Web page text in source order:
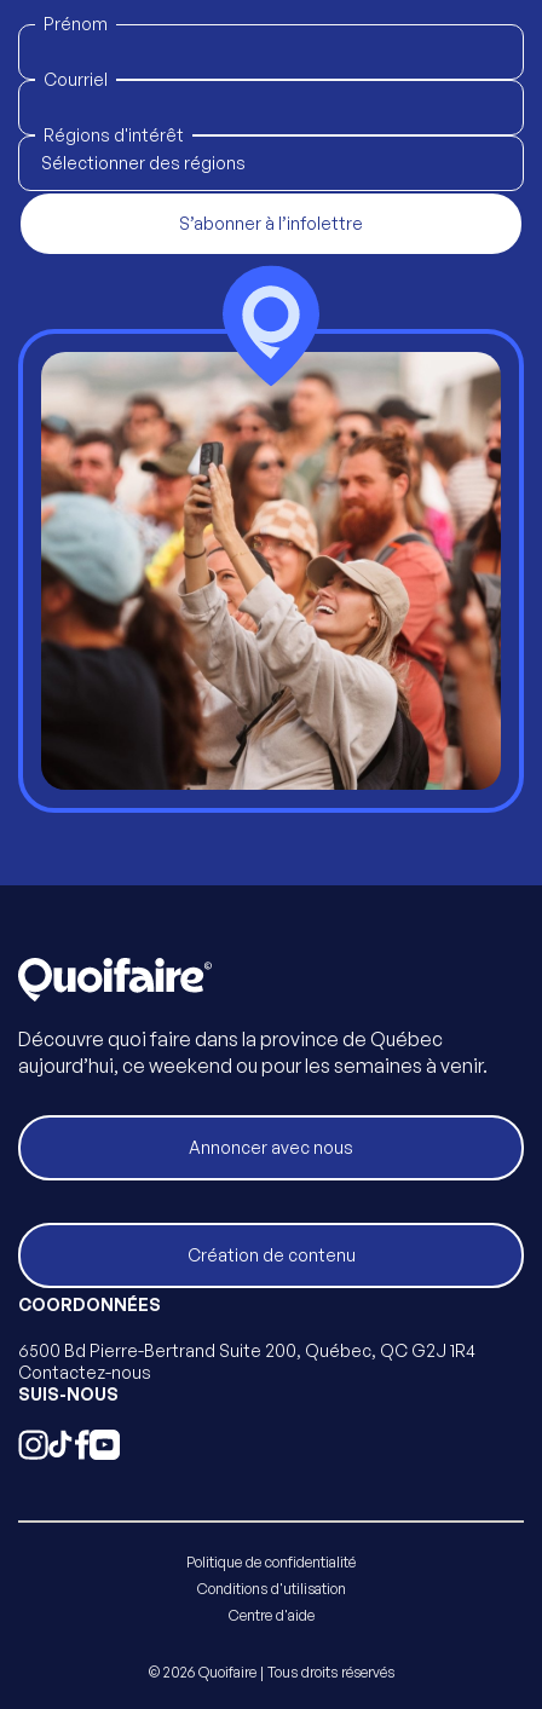
Prénom
Courriel
Régions d'intérêt
Sélectionner des régions
S’abonner à l’infolettre
Découvre quoi faire dans la province de Québec
aujourd’hui, ce weekend ou pour les semaines à venir.
Annoncer avec nous
Création de contenu
COORDONNÉES
6500 Bd Pierre-Bertrand Suite 200, Québec, QC G2J 1R4
Contactez-nous
SUIS-NOUS
Politique de confidentialité
Conditions d'utilisation
Centre d'aide
© 2026 Quoifaire | Tous droits réservés